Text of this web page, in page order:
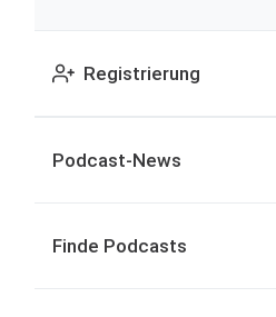
Registrierung
Podcast-News
Finde Podcasts